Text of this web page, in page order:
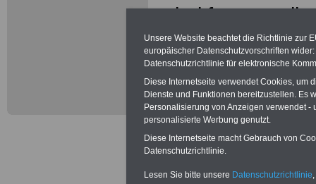
- bei
- bei
Unsere Website beachtet die Richtlinie zur
europäischer Datenschutzvorschriften
Datenschutzrichtlinie für elektronische
Diese Internetseite verwendet Cookies, um
Dienste und Funktionen bereitzustellen. Es
Personalisierung von Anzeigen verwendet
personalisierte Werbung genutzt.
Diese Internetseite macht Gebrauch von
Datenschutzrichtlinie.
Lesen Sie bitte unsere Datenschutzrichtlinie